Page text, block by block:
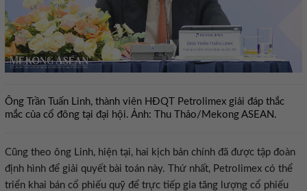
Ông Trần Tuấn Linh, thành viên HĐQT Petrolimex giải đáp thắc
mắc của cổ đông tại đại hội. Ảnh: Thu Thảo/Mekong ASEAN.
Cũng theo ông Linh, hiện tại, hai kịch bản chính đã được tập đoàn
định hình để giải quyết bài toán này. Thứ nhất, Petrolimex có thể
triển khai bán cổ phiếu quỹ để trực tiếp gia tăng lượng cổ phiếu